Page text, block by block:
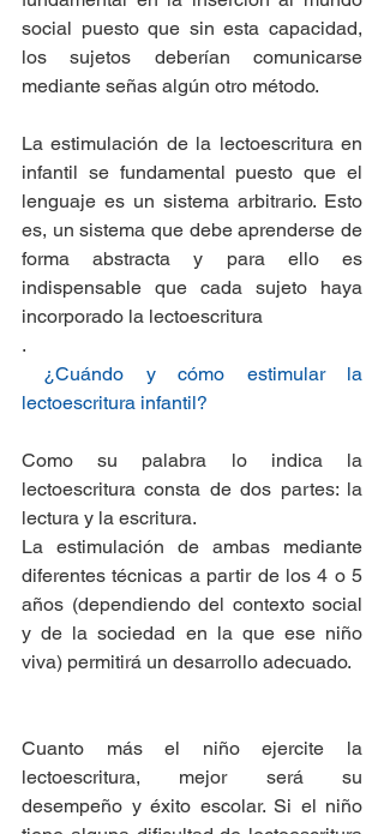
social puesto que sin esta capacidad,
los sujetos deberían comunicarse
mediante señas algún otro método.
La estimulación de la lectoescritura en
infantil se fundamental puesto que el
lenguaje es un sistema arbitrario. Esto
es, un sistema que debe aprenderse de
forma abstracta y para ello es
indispensable que cada sujeto haya
incorporado la lectoescritura
.
lectoescritura infantil?
Como su palabra lo indica la
lectoescritura consta de dos partes: la
lectura y la escritura.
La estimulación de ambas mediante
diferentes técnicas a partir de los 4 o 5
años (dependiendo del contexto social
y de la sociedad en la que ese niño
viva) permitirá un desarrollo adecuado.
Cuanto más el niño ejercite la
lectoescritura, mejor será su
desempeño y éxito escolar. Si el niño